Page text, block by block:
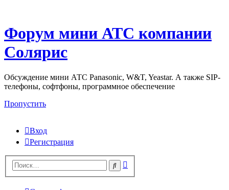
Форум мини АТС компании
Солярис
Обсуждение мини АТС Panasonic, W&T, Yeastar. А также SIP-
телефоны, софтфоны, программное обеспечение
Пропустить
Вход
Регистрация
Поиск